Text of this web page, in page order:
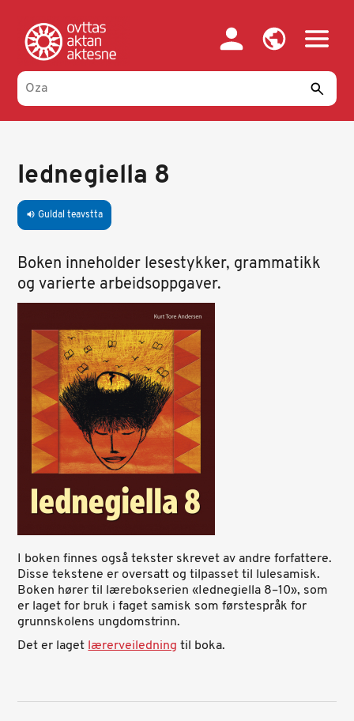
main
content
Iednegiella 8
volume_up Guldal teavstta
Boken inneholder lesestykker, grammatikk
og varierte arbeidsoppgaver.
I boken finnes også tekster skrevet av andre forfattere.
Disse tekstene er oversatt og tilpasset til lulesamisk.
Boken hører til lærebokserien «Iednegiella 8–10», som
er laget for bruk i faget samisk som førstespråk for
grunnskolens ungdomstrinn.
Det er lagetlærerveiledning til boka.